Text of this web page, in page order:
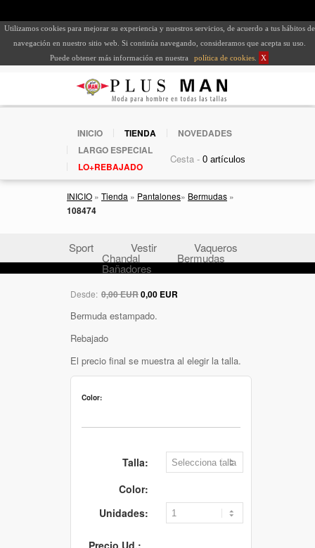
Utilizamos cookies para mejorar su experiencia y nuestros servicios, de acuerdo a tus hábitos de
navegación en nuestro sitio web. Si continúa navegando, consideramos que acepta su uso.
Puede obtener más información en nuestra
política de cookies X
INICIO TIENDA
NOVEDADES
LARGO ESPECIAL
LO+REBAJADO
Cesta -
INICIO » Tienda » Pantalones» Bermudas »
108474
Sport Vestir Vaqueros
Chandal Bermudas
Bañadores
Desde: 0,00 EUR0,00 EUR
Bermuda estampado.
Rebajado
El precio final se muestra al elegir la talla.
Color:
Talla:
Color:
Unidades:
Precio Ud.: